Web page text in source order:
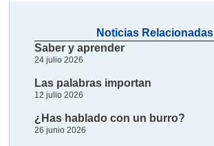
Noticias Relacionadas
Saber y aprender
24 julio 2026
Las palabras importan
12 julio 2026
¿Has hablado con un burro?
26 junio 2026